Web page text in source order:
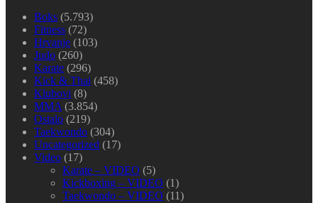
Boks (5.793)
Fitness (72)
Hrvanje (103)
Judo (260)
Karate (296)
Kick & Thai (458)
Klubovi (8)
MMA (3.854)
Ostalo (219)
Taekwondo (304)
Uncategorized (17)
Video (17)
Karate – VIDEO (5)
Kickboxing – VIDEO (1)
Taekwondo – VIDEO (11)